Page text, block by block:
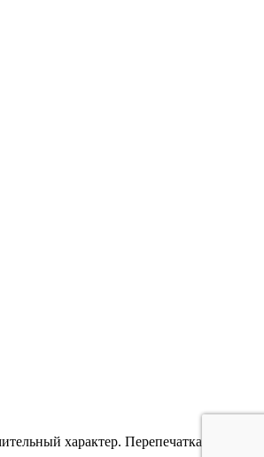
характер. Перепечатка